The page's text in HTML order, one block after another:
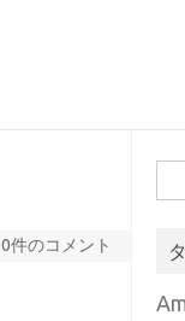
0件のコメント
索: